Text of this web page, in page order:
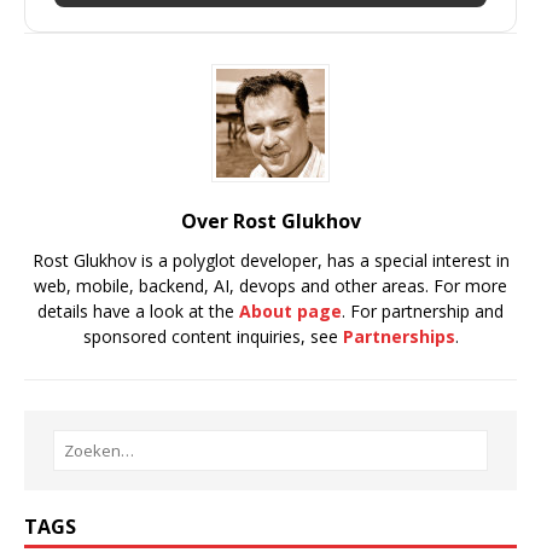
Over Rost Glukhov
Rost Glukhov is a polyglot developer, has a special interest in
web, mobile, backend, AI, devops and other areas. For more
details have a look at the About page. For partnership and
sponsored content inquiries, see Partnerships.
TAGS